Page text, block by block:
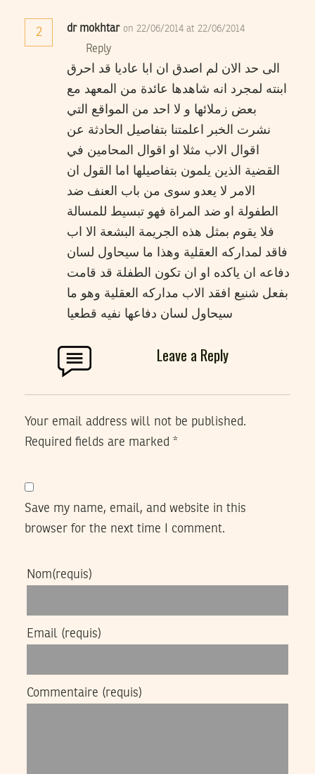
2 dr mokhtar on 22/06/2014 at 22/06/2014
Reply
الى حد الان لم اصدق ان ابا عاديا قد احرق
ابنته لمجرد انه شاهدها عائدة من المعهد مع
بعض زملائها و لا احد من المواقع التي
نشرت الخبر اعلمتنا بتفاصيل الحادثة عن
اقوال الاب مثلا او اقوال المحامين في
القضية الذين يلمون بتفاصيلها اما القول ان
الامر لا يعدو سوى من باب العنف ضد
الطفولة او ضد المراة فهو تبسيط للمسالة
فلا يقوم بمثل هذه الجريمة البشعة الا اب
فاقد لمداركه العقلية وهذا ما سيحاول لسان
دفاعه ان ياكده او ان تكون الطفلة قد قامت
بفعل شنيع افقد الاب مداركه العقلية وهو ما
سيحاول لسان دفاعها نفيه قطعيا
Leave a Reply
Your email address will not be published.
Required fields are marked *
Save my name, email, and website in this
browser for the next time I comment.
Nom(requis)
Email (requis)
Commentaire (requis)